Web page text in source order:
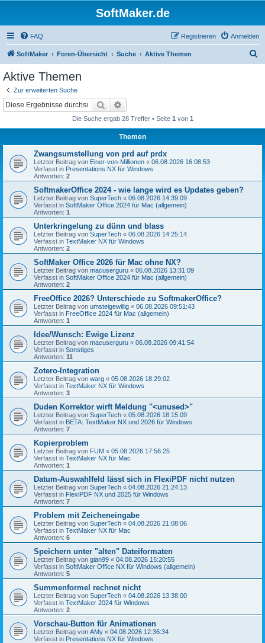
SoftMaker.de
FAQ Anmelden
Registrieren
SoftMaker Foren-Übersicht Suche Aktive Themen
Aktive Themen
Zur erweiterten Suche
Suche
Die Suche ergab 28 Treffer • Seite 1 von 1
Themen
Zwangsumstellung von prd auf prdx
Letzter Beitrag von Einer-von-Millionen « 06.08.2026 16:08:53
Verfasst in Presentations NX für Windows
Antworten: 2
SoftmakerOffice 2024 - wie lange wird es Updates geben?
Letzter Beitrag von SuperTech « 06.08.2026 14:39:09
Verfasst in SoftMaker Office 2024 für Mac (allgemein)
Antworten: 1
Unterkringelung zu dünn und blass
Letzter Beitrag von SuperTech « 06.08.2026 14:25:14
Verfasst in TextMaker NX für Windows
Antworten: 2
SoftMaker Office 2026 für Mac ohne NX?
Letzter Beitrag von macuserguru « 06.08.2026 13:31:09
Verfasst in SoftMaker Office 2024 für Mac (allgemein)
Antworten: 2
FreeOffice 2026? Unterschiede zu SoftmakerOffice?
Letzter Beitrag von umsteigewillig « 06.08.2026 09:51:43
Verfasst in FreeOffice 2024 für Mac (allgemein)
Antworten: 1
Idee/Wunsch: Ewige Lizenz
Letzter Beitrag von macuserguru « 06.08.2026 09:41:54
Verfasst in Sonstiges
Antworten: 11
Zotero-Integration
Letzter Beitrag von warg « 05.08.2026 18:29:02
Verfasst in TextMaker NX für Windows
Antworten: 3
Duden Korrektor wirft Meldung "<unused>"
Letzter Beitrag von SuperTech « 05.08.2026 18:15:09
Verfasst in BETA: TextMaker NX und 2026 für Windows
Antworten: 7
Kopierproblem
Letzter Beitrag von FUM « 05.08.2026 17:56:25
Verfasst in TextMaker NX für Mac
Antworten: 1
Datum-Auswahlfeld lässt sich in FlexiPDF nicht nutzen
Letzter Beitrag von SuperTech « 04.08.2026 21:24:13
Verfasst in FlexiPDF NX und 2025 für Windows
Antworten: 7
Problem mit Zeicheneingabe
Letzter Beitrag von SuperTech « 04.08.2026 21:08:06
Verfasst in TextMaker NX für Mac
Antworten: 6
Speichern unter "alten" Dateiformaten
Letzter Beitrag von gian99 « 04.08.2026 15:20:55
Verfasst in SoftMaker Office NX für Windows (allgemein)
Antworten: 5
Summenformel rechnet nicht
Letzter Beitrag von SuperTech « 04.08.2026 13:38:00
Verfasst in TextMaker 2024 für Windows
Antworten: 2
Vorschau-Button für Animationen
Letzter Beitrag von AMy « 04.08.2026 12:36:34
Verfasst in Presentations NX für Windows